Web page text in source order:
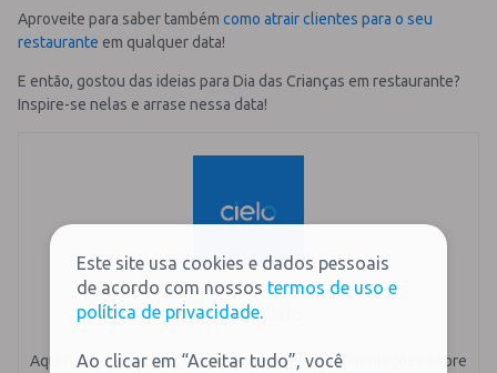
Aproveite para saber também como atrair clientes para o seu
restaurante em qualquer data!
E então, gostou das ideias para Dia das Crianças em restaurante?
Inspire-se nelas e arrase nessa data!
Equipe Cielo
Aqui no Blog da Cielo, oferecemos análises e orientações sobre
Este site usa cookies e dados pessoais
de acordo com nossos termos de uso e
política de privacidade.
Ao clicar em “Aceitar tudo”, você